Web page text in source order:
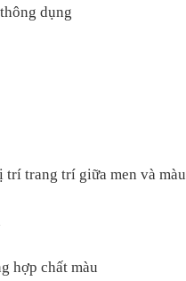
dụng
trí trang trí giữa men và màu
hợp chất màu